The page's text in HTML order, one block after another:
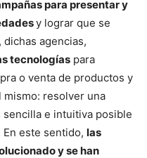
para presentar y
y lograr que se
dichas agencias,
tecnologías para
o venta de productos y
resolver una
sencilla e intuitiva posible
este sentido, las
y se han